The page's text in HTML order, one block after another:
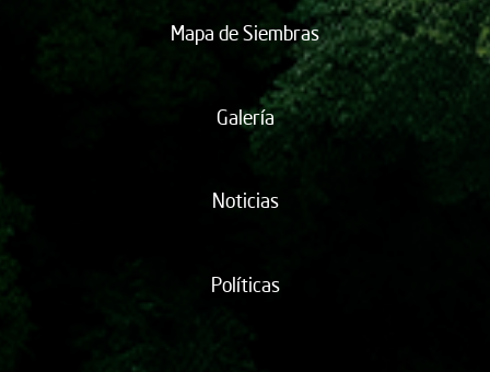
Mapa de Siembras
Galería
Noticias
Políticas